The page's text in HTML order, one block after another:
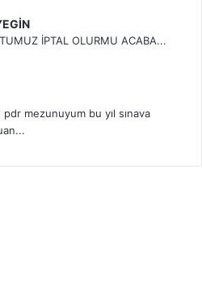
İPTAL OLURMU ACABA...
mezunuyum bu yıl sınava